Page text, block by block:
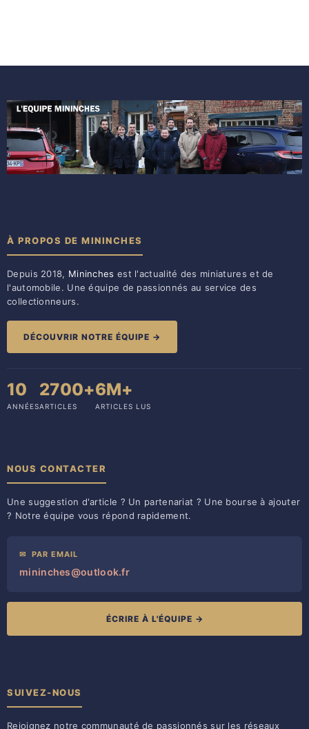
À PROPOS DE MININCHES
Depuis 2018, Mininches est l'actualité des miniatures et de
l'automobile. Une équipe de passionnés au service des
collectionneurs.
DÉCOUVRIR NOTRE ÉQUIPE →
10
ANNÉES
2700+
ARTICLES
6M+
ARTICLES LUS
NOUS CONTACTER
Une suggestion d'article ? Un partenariat ? Une bourse à ajouter
? Notre équipe vous répond rapidement.
✉ PAR EMAIL
mininches@outlook.fr
ÉCRIRE À L'ÉQUIPE →
SUIVEZ-NOUS
Rejoignez notre communauté de passionnés sur les réseaux